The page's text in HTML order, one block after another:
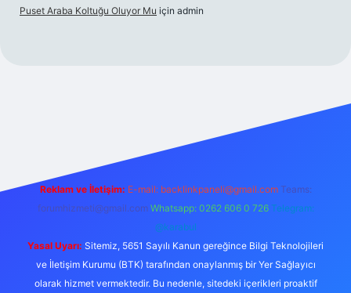
Puset Araba Koltuğu Oluyor Mu için admin
Reklam ve İletişim: E-mail: backlinkpaneli@gmail.com Teams:
forumhizmeti@gmail.com Whatsapp: 0262 606 0 726 Telegram:
@karabul
Yasal Uyarı: Sitemiz, 5651 Sayılı Kanun gereğince Bilgi Teknolojileri
ve İletişim Kurumu (BTK) tarafından onaylanmış bir Yer Sağlayıcı
olarak hizmet vermektedir. Bu nedenle, sitedeki içerikleri proaktif